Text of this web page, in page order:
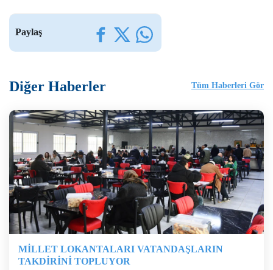
Paylaş
Diğer Haberler Tüm Haberleri Gör
MİLLET LOKANTALARI VATANDAŞLARIN
TAKDİRİNİ TOPLUYOR